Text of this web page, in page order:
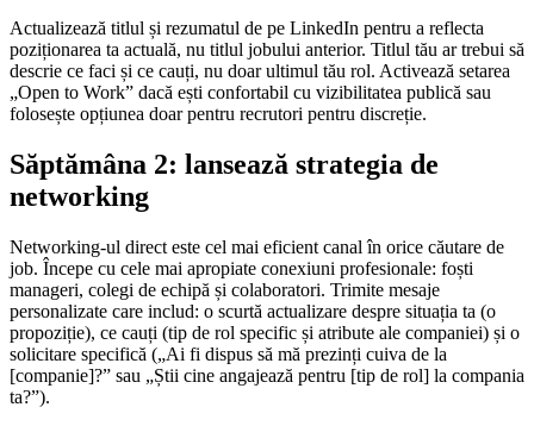
Actualizează titlul și rezumatul de pe LinkedIn pentru a reflecta
poziționarea ta actuală, nu titlul jobului anterior. Titlul tău ar trebui să
descrie ce faci și ce cauți, nu doar ultimul tău rol. Activează setarea
„Open to Work” dacă ești confortabil cu vizibilitatea publică sau
folosește opțiunea doar pentru recrutori pentru discreție.
Săptămâna 2: lansează strategia de
networking
Networking-ul direct este cel mai eficient canal în orice căutare de
job. Începe cu cele mai apropiate conexiuni profesionale: foști
manageri, colegi de echipă și colaboratori. Trimite mesaje
personalizate care includ: o scurtă actualizare despre situația ta (o
propoziție), ce cauți (tip de rol specific și atribute ale companiei) și o
solicitare specifică („Ai fi dispus să mă prezinți cuiva de la
[companie]?” sau „Știi cine angajează pentru [tip de rol] la compania
ta?”).